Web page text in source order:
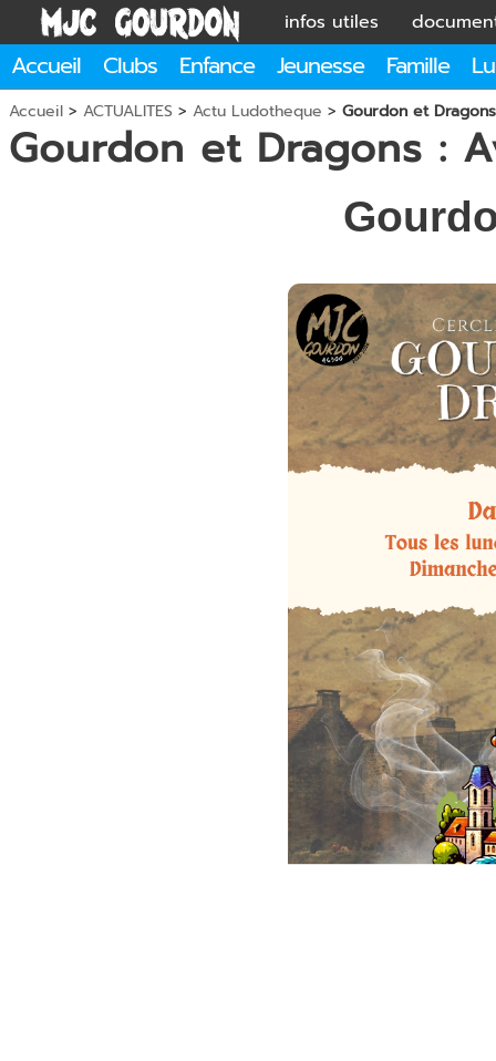
infos utiles
Accueil Clubs Enfance Jeunesse Famille
Accueil > ACTUALITES > Actu Ludotheque > Gourdon et
Gourdon et Dragons :